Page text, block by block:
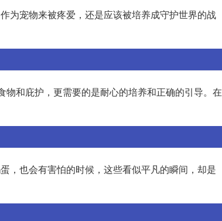
为宠物来被疼爱，还是应该被培养成守护世界的战
物和庇护，更需要的是耐心的培养和正确的引导。在
，也会有害怕的时候，这些看似平凡的瞬间，却是